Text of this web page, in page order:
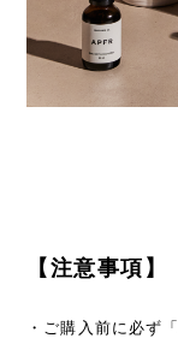
【注意事項】
・ご購入前に必ず